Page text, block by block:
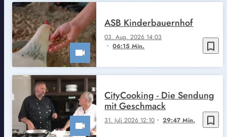
bookmark_border
03. Aug. 2026 14:03
06:15 Min.
ASB Kinderbauernhof
bookmark_border
31. Juli 2026 12:10 29:47 Min.
CityCooking - Die Sendung
mit Geschmack